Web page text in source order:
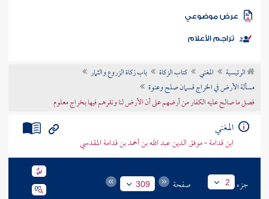
الكتب
موضوعي
تراجم الأعلام
الرئيسية المغني كتاب الزكاة
باب زكاة الزروع والثمار
مسألة الأرض في الخراج قسمان صلح وعنوة
فصل ما صالح عليه الكفار من أرضهم على أن الأرض لنا ونقرهم فيها بخراج معلوم
المغني
ابن قدامة - موفق الدين عبد الله بن أحمد بن قدامة المقدسي
جزء 2 صفحة 309